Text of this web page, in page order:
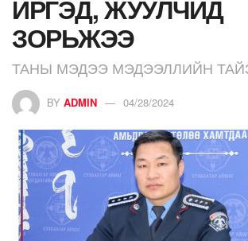
ИРГЭД, ЖУУЛЧИД
ЗОРЬЖЭЭ
ТАНЫ МЭДЭЭ МЭДЭЭЛЛИЙН
BY ADMIN 04/28/2024